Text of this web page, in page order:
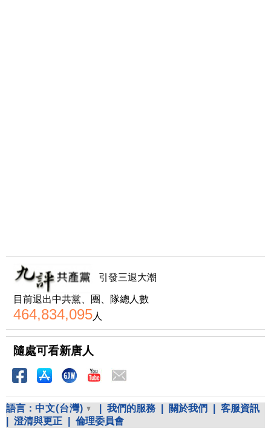
引發三退大潮
目前退出中共黨、團、隊總人數
464,834,095人
隨處可看新唐人
語言： 中文(台灣) 我們的服務 關於我們
客服資訊
澄清與更正 倫理委員會